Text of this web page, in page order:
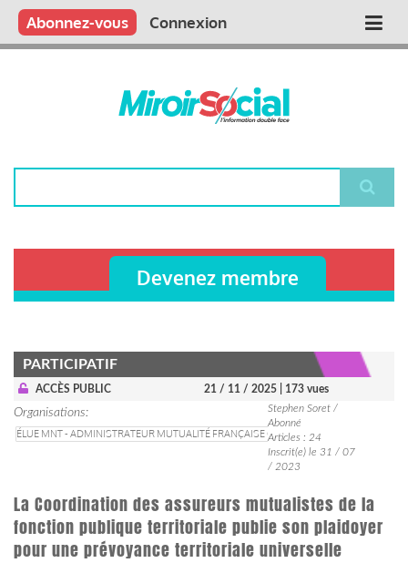
Aller
contenu
Main
Qui sommes nous ?
Vous publiez
Nous publions
Contactez-nous
Abonnez-vous Connexion
Devenez membre
PARTICIPATIF
ACCÈS PUBLIC 21 / 11 / 2025 | 173 vues
Organisations
ÉLUE MNT - ADMINISTRATEUR MUTUALITÉ FRANÇAISE GRAND SUD SSAM
Stephen Soret /
Abonné
Articles : 24
Inscrit(e) le 31 / 07
/ 2023
La Coordination des assureurs mutualistes de la
fonction publique territoriale publie son plaidoyer
pour une prévoyance territoriale universelle